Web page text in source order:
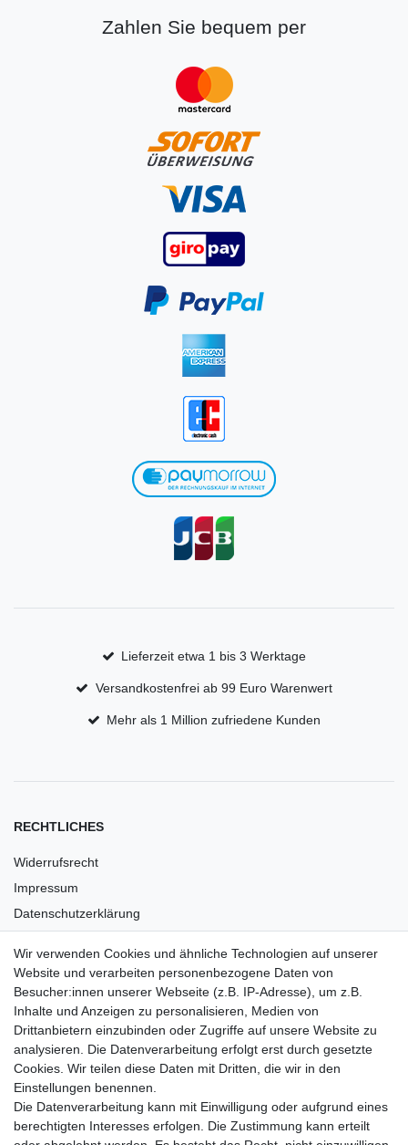
Zahlen Sie bequem per
Lieferzeit etwa 1 bis 3 Werktage
Versandkostenfrei ab 99 Euro Warenwert
Mehr als 1 Million zufriedene Kunden
RECHTLICHES
Widerrufsrecht
Impressum
Datenschutzerklärung
Versandkosten
Barrierefreiheit
Anleitungen
Vertrag widerrufen
PARTNER
DHL
Wir verwenden Cookies und ähnliche Technologien auf unserer
Website und verarbeiten personenbezogene Daten von
Besucher:innen unserer Webseite (z.B. IP-Adresse), um z.B.
Inhalte und Anzeigen zu personalisieren, Medien von
Drittanbietern einzubinden oder Zugriffe auf unsere Website zu
analysieren. Die Datenverarbeitung erfolgt erst durch gesetzte
Cookies. Wir teilen diese Daten mit Dritten, die wir in den
Einstellungen benennen.
Die Datenverarbeitung kann mit Einwilligung oder aufgrund eines
berechtigten Interesses erfolgen. Die Zustimmung kann erteilt